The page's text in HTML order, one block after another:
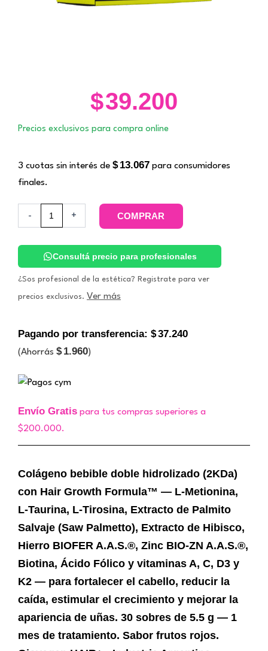
$39.200
Precios exclusivos para compra online
3 cuotas sin interés de $ 13.067 para consumidores
finales.
-
Giovegen
Hair+
Doble
Hidrolizado
cantidad
+ COMPRAR
Consultá precio para profesionales
¿Sos profesional de la estética? Registrate para ver
precios exclusivos. Ver más
Pagando por transferencia: $37.240
(Ahorrás $ 1.960)
Envío Gratis para tus compras superiores a
$200.000.
Colágeno bebible doble hidrolizado (2KDa)
con Hair Growth Formula™ — L-Metionina,
L-Taurina, L-Tirosina, Extracto de Palmito
Salvaje (Saw Palmetto), Extracto de Hibisco,
Hierro BIOFER A.A.S.®, Zinc BIO-ZN A.A.S.®,
Biotina, Ácido Fólico y vitaminas A, C, D3 y
K2 — para fortalecer el cabello, reducir la
caída, estimular el crecimiento y mejorar la
apariencia de uñas. 30 sobres de 5.5 g — 1
mes de tratamiento. Sabor frutos rojos.